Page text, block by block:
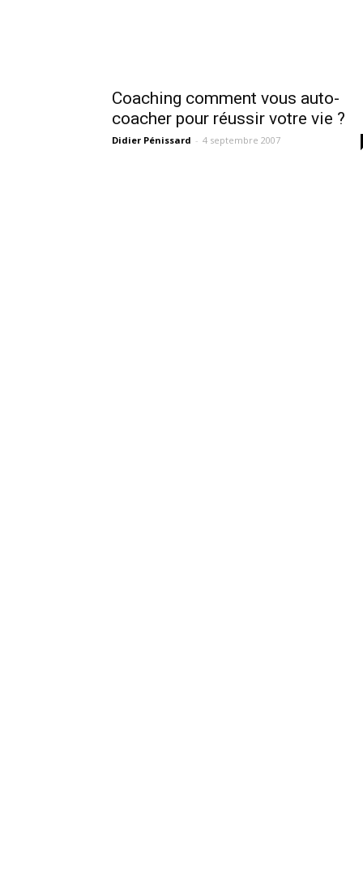
Coaching comment vous auto-
coacher pour réussir votre vie ?
Didier Pénissard - 4 septembre 2007